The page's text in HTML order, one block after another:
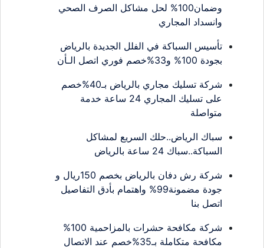
وضمان100% لحل مشاكل الصرف الصحي
وانسداد المجاري
تأسيس السباكة في الفلل الجديدة بالرياض
بجودة 100% و33%خصم فوري اتصل الـأن
شركة تسليك مجاري بالرياض بـ40%خصم
على تسليك المجاري 24 ساعة خدمة
متواصلة
سباك الرياض..حلك السريع لمشاكل
السباكة..سباك 24 ساعة بالرياض
شركة رش دفان بالرياض بخصم 150ريال و
جودة مضمونة99% واهتمام بأدق التفاصيل
اتصل بنا
شركة مكافحة حشرات بالمزاحمية 100%
مكافحة متكاملة بـ35%خصم عند الاتصال